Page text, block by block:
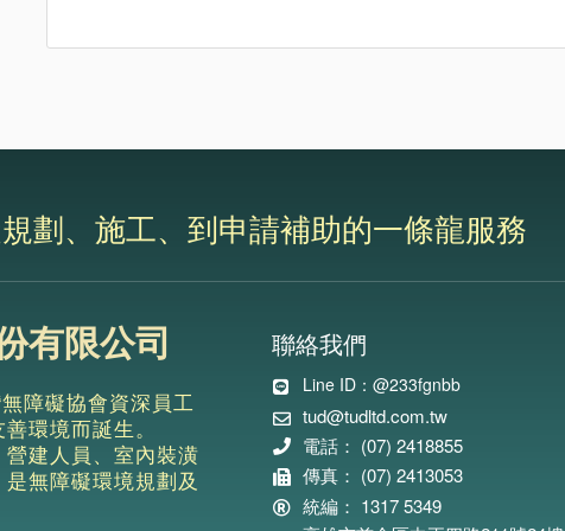
劃、施工、到申請補助的一條龍服務
有限公司
障礙協會資深員工
環境而誕生。
建人員、室內裝潢
無障礙環境規劃及
聯絡我們
Line ID：@233fgnbb
tud@tudltd.com.tw
電話： (07) 2418855
傳真： (07) 2413053
統編： 1317 5349